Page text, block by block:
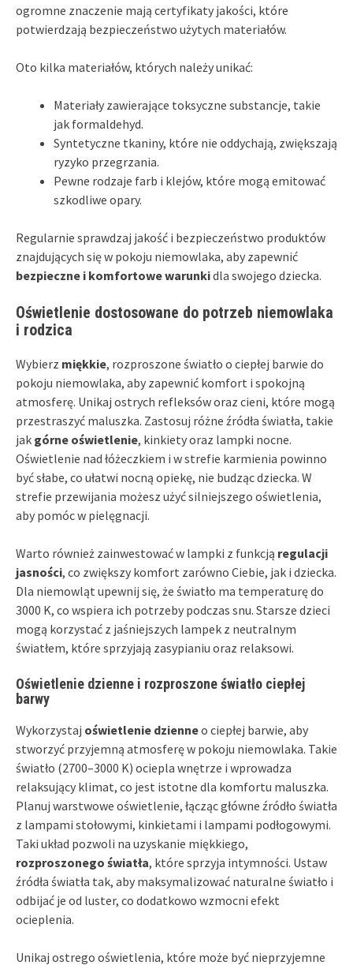
ogromne znaczenie mają certyfikaty jakości, które
potwierdzają bezpieczeństwo użytych materiałów.
Oto kilka materiałów, których należy unikać:
Materiały zawierające toksyczne substancje, takie
jak formaldehyd.
Syntetyczne tkaniny, które nie oddychają, zwiększają
ryzyko przegrzania.
Pewne rodzaje farb i klejów, które mogą emitować
szkodliwe opary.
Regularnie sprawdzaj jakość i bezpieczeństwo produktów
znajdujących się w pokoju niemowlaka, aby zapewnić
bezpieczne i komfortowe warunkidla swojego dziecka.
Oświetlenie dostosowane do potrzeb niemowlaka
i rodzica
Wybierz miękkie, rozproszone światło o ciepłej barwie do
pokoju niemowlaka, aby zapewnić komfort i spokojną
atmosferę. Unikaj ostrych refleksów oraz cieni, które mogą
przestraszyć maluszka. Zastosuj różne źródła światła, takie
jak górne oświetlenie, kinkiety oraz lampki nocne.
Oświetlenie nad łóżeczkiem i w strefie karmienia powinno
być słabe, co ułatwi nocną opiekę, nie budząc dziecka. W
strefie przewijania możesz użyć silniejszego oświetlenia,
aby pomóc w pielęgnacji.
Warto również zainwestować w lampki z funkcją regulacji
jasności, co zwiększy komfort zarówno Ciebie, jak i dziecka.
Dla niemowląt upewnij się, że światło ma temperaturę do
3000 K, co wspiera ich potrzeby podczas snu. Starsze dzieci
mogą korzystać z jaśniejszych lampek z neutralnym
światłem, które sprzyjają zasypianiu oraz relaksowi.
Oświetlenie dzienne i rozproszone światło ciepłej
barwy
Wykorzystaj oświetlenie dzienneo ciepłej barwie, aby
stworzyć przyjemną atmosferę w pokoju niemowlaka. Takie
światło (2700–3000 K) ociepla wnętrze i wprowadza
relaksujący klimat, co jest istotne dla komfortu maluszka.
Planuj warstwowe oświetlenie, łącząc główne źródło światła
z lampami stołowymi, kinkietami i lampami podłogowymi.
Taki układ pozwoli na uzyskanie miękkiego,
rozproszonego światła, które sprzyja intymności. Ustaw
źródła światła tak, aby maksymalizować naturalne światło i
odbijać je od luster, co dodatkowo wzmocni efekt
ocieplenia.
Unikaj ostrego oświetlenia, które może być nieprzyjemne